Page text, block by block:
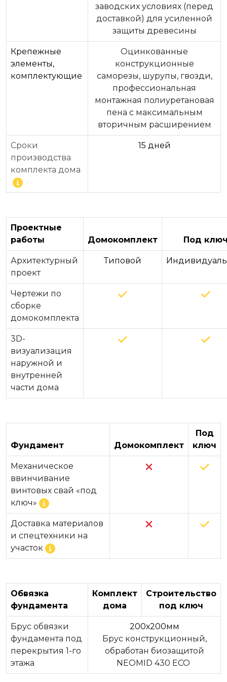
заводских условиях (перед
доставкой) для усиленной
защиты древесины
Крепежные
элементы,
комплектующие
Оцинкованные
конструкционные
саморезы, шурупы, гвозди,
профессиональная
монтажная полиуретановая
пена с максимальным
вторичным расширением
Сроки
производства
комплекта дома
15 дней
Проектные
работы
Домокомплект Под
Архитектурный
проект
Типовой
Чертежи по
сборке
домокомплекта
3D-
визуализация
наружной и
внутренней
части дома
Фундамент Домокомплект
Под
ключ
Механическое
ввинчивание
винтовых свай «под
ключ»
Доставка материалов
и спецтехники на
участок
Обвязка
фундамента
Комплект
дома
Строительство
под ключ
Брус обвязки
фундамента под
перекрытия 1-го
этажа
200х200мм
Брус конструкционный,
обработан биозащитой
NEOMID 430 ЕСО